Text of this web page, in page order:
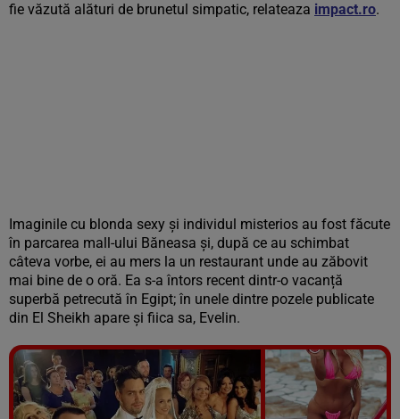
fie văzută alături de brunetul simpatic, relateaza impact.ro.
Imaginile cu blonda sexy și individul misterios au fost făcute
în parcarea mall-ului Băneasa și, după ce au schimbat
câteva vorbe, ei au mers la un restaurant unde au zăbovit
mai bine de o oră. Ea s-a întors recent dintr-o vacanță
superbă petrecută în Egipt; în unele dintre pozele publicate
din El Sheikh apare și fiica sa, Evelin.